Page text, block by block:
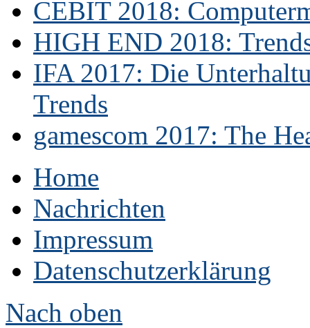
CEBIT 2018:
HIGH END 2018:
IFA 2017: Die
Trends
gamescom 2017: The
Home
Nachrichten
Impressum
Datenschutzerklärung
Nach oben